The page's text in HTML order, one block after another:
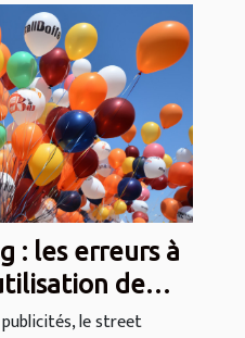
: les erreurs à
de
le street